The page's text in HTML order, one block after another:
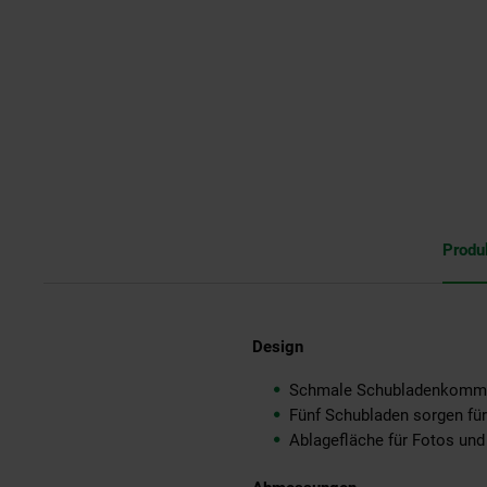
Design
Schmale
Fünf Schubladen sorgen
Ablagefläche für Fotos